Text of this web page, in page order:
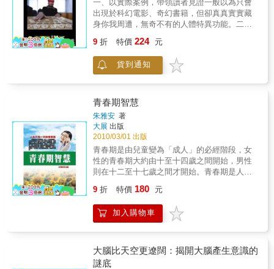
圖及震撼人心的電腦攝影照片，加上詳細的解
說與專業的考訂，章節涵蓋細胞、皮膚、骨
骼、肌肉、神經、呼吸、心血管、免疫、內分
泌、消化道、肝臟、腎臟泌尿及生殖系統等，
為讀者提供了基礎醫學所需要知道的系統知
識。無論是提供相關科系學生參考，或是一般
家庭平日查閱，都是一本難得的健康知識圖
一、以實際案例，帶領讀者見證一般以為只會
出現於科幻電影、奇幻書籍，但卻真真實實藏
身你我周遭，無奇不有的人體特異功能。二、
能」，向讀者介紹如帶電、具透視力，及能以
皮膚閱讀等種種奇特怪異的體質；第二篇「穿
越時空的超能力」，講述特異人士對如分身
帶讀者認識潛力無窮的大腦功能；第四篇講述
的是心靈感應；第五篇探討生與死，以及靈魂
徘徊陰陽界等案例；最末篇則將焦點放在夢，
帶讀者巡遊豐富多彩的夢境世界。三、搭配精
美彩圖，讓讀者更容易掌握特異功能與特異功
能者的奇幻世界。
9 折 特價 224 元
貨到通知
青春期智慧
朱雅安 著
大展 出版
2010/03/01 出版
青春期是由兒童變為「成人」的必經階段，女
性的青春期大約由十至十四歲之間開始，男性
則在十二至十七歲之間才開始。青春期是人體
有一次；這一段時間裡一連串奇妙的事在體內
發生，身體外觀也發生很大的變化。青春期除
了生理上的變化，在心理上也有相當的改變，
9 折 特價 180 元
加入購物車
大腦比天空更遼闊：揭開大腦產生意識的
謎底